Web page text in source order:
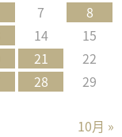
10月 »
7
8
14
15
21
22
28
29